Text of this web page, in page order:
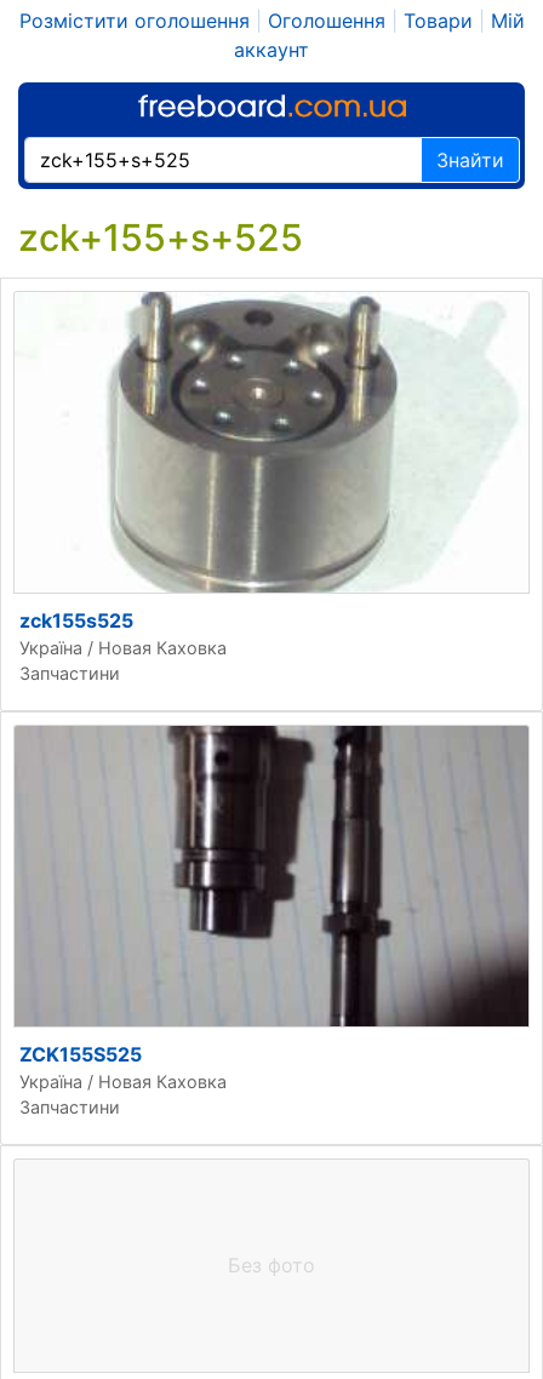
Розмістити оголошення Оголошення Товари
Мій
аккаунт
Знайти
zck+155+s+525
zck155s525
Україна / Новая Каховка
Запчастини
ZCK155S525
Україна / Новая Каховка
Запчастини
Без фото